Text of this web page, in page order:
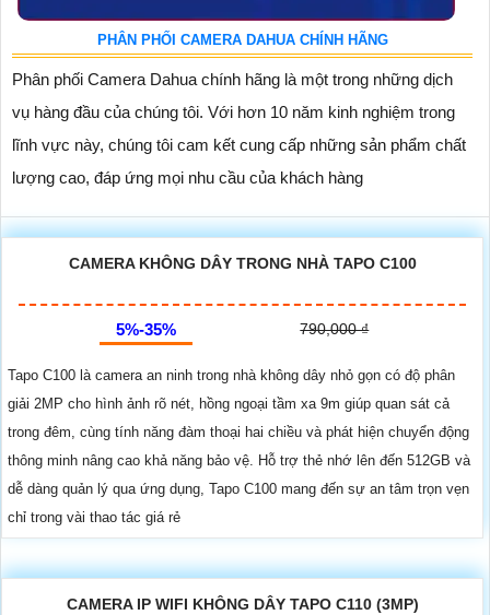
PHÂN PHỐI CAMERA DAHUA CHÍNH HÃNG
Phân phối Camera Dahua chính hãng là một trong những dịch
vụ hàng đầu của chúng tôi. Với hơn 10 năm kinh nghiệm trong
lĩnh vực này, chúng tôi cam kết cung cấp những sản phẩm chất
lượng cao, đáp ứng mọi nhu cầu của khách hàng
CAMERA KHÔNG DÂY TRONG NHÀ TAPO C100
5%-35% 790,000 ₫
Tapo C100 là camera an ninh trong nhà không dây nhỏ gọn có độ phân
giải 2MP cho hình ảnh rõ nét, hồng ngoại tầm xa 9m giúp quan sát cả
trong đêm, cùng tính năng đàm thoại hai chiều và phát hiện chuyển động
thông minh nâng cao khả năng bảo vệ. Hỗ trợ thẻ nhớ lên đến 512GB và
dễ dàng quản lý qua ứng dụng, Tapo C100 mang đến sự an tâm trọn vẹn
chỉ trong vài thao tác giá rẻ
CAMERA IP WIFI KHÔNG DÂY TAPO C110 (3MP)